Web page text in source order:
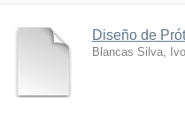
Diseño de
Blancas Silva,